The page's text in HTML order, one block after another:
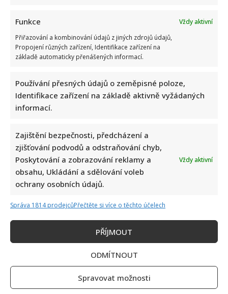
Funkce
Vždy aktivní
Přiřazování a kombinování údajů z jiných zdrojů údajů,
Propojení různých zařízení, Identifikace zařízení na
základě automaticky přenášených informací.
Používání přesných údajů o zeměpisné poloze,
Identifikace zařízení na základě aktivně vyžádaných
informací.
Zajištění bezpečnosti, předcházení a
zjišťování podvodů a odstraňování chyb,
Poskytování a zobrazování reklamy a
obsahu, Ukládání a sdělování voleb
ochrany osobních údajů.
Vždy aktivní
Správa 1814 prodejcůPřečtěte si více o těchto účelech
PŘÍJMOUT
ODMÍTNOUT
Spravovat možnosti
Suchánek si rýpl do Macinky a jeho vyjádření o klimatické
Vědomostní kvíz pro fanoušky AZ-kvízu: Je čas zjistit, kdo
by se dostal k bankomatu pomocí 10 otázek
Tragický konec Františka Sahuly: Kytaristu Tří sester
mladíci ubili kvůli banálnímu sporu